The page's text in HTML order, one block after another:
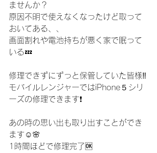
ませんか？
原因不明で使えなくなったけど取って
おいてある、、
画面割れや電池持ちが悪く家で眠って
いる💤
修理できずにずっと保管していた皆様‼️
モバイルレンジャーではiPhone５シリ
ーズの修理できます❗️
あの時の思い出も取り出すことができ
ます☺️🌸
1時間ほどで修理完了🆗